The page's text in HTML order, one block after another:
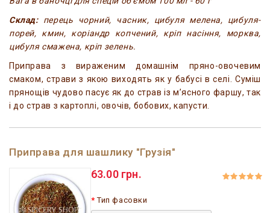
Склад: перець чорний, часник, цибуля мелена, цибуля-
порей, кмин, коріандр копчений, кріп насіння, морква,
цибуля смажена, кріп зелень.
Приправа з вираженим домашнім пряно-овочевим
смаком, страви з якою виходять як у бабусі в селі. Суміш
прянощів чудово пасує як до страв із м’ясного фаршу, так
і до страв з картоплі, овочів, бобових, капусти.
Приправа для шашлику "Грузія"
63.00 грн.
Тип фасовки